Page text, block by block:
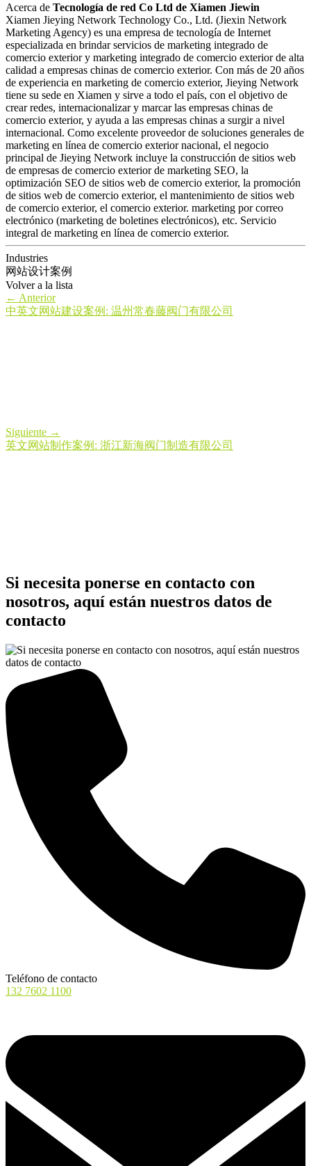
Acerca de Tecnología de red Co Ltd de Xiamen Jiewin
Xiamen Jieying Network Technology Co., Ltd. (Jiexin Network
Marketing Agency) es una empresa de tecnología de Internet
especializada en brindar servicios de marketing integrado de
comercio exterior y marketing integrado de comercio exterior de alta
calidad a empresas chinas de comercio exterior. Con más de 20 años
de experiencia en marketing de comercio exterior, Jieying Network
tiene su sede en Xiamen y sirve a todo el país, con el objetivo de
crear redes, internacionalizar y marcar las empresas chinas de
comercio exterior, y ayuda a las empresas chinas a surgir a nivel
internacional. Como excelente proveedor de soluciones generales de
marketing en línea de comercio exterior nacional, el negocio
principal de Jieying Network incluye la construcción de sitios web
de empresas de comercio exterior de marketing SEO, la
optimización SEO de sitios web de comercio exterior, la promoción
de sitios web de comercio exterior, el mantenimiento de sitios web
de comercio exterior, el comercio exterior. marketing por correo
electrónico (marketing de boletines electrónicos), etc. Servicio
integral de marketing en línea de comercio exterior.
Industries
网站设计案例
Volver a la lista
← Anterior
中英文网站建设案例: 温州常春藤阀门有限公司
Siguiente →
英文网站制作案例: 浙江新海阀门制造有限公司
Si necesita ponerse en contacto con
nosotros, aquí están nuestros datos de
contacto
Teléfono de contacto
132 7602 1100